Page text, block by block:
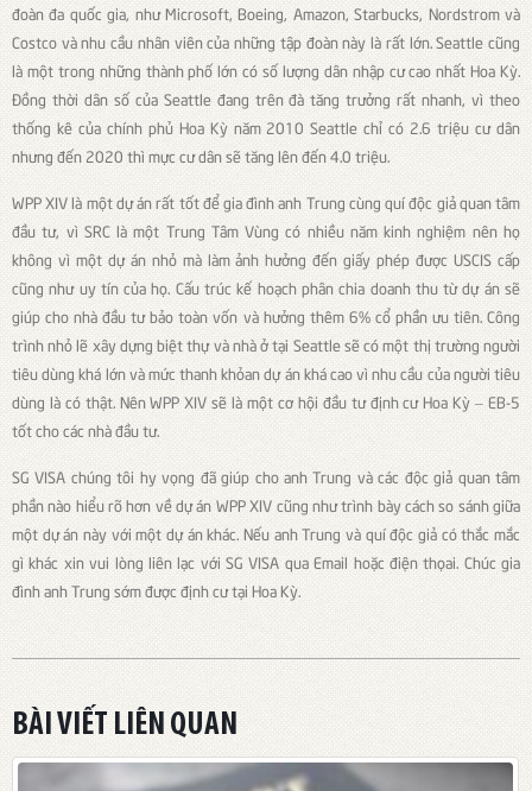
đoàn đa quốc gia, như Microsoft, Boeing, Amazon, Starbucks, Nordstrom và
Costco và nhu cầu nhân viên của những tập đoàn này là rất lớn. Seattle cũng
là một trong những thành phố lớn có số lượng dân nhập cư cao nhất Hoa Kỳ.
Đồng thời dân số của Seattle đang trên đà tăng trưởng rất nhanh, vì theo
thống kê của chính phủ Hoa Kỳ năm 2010 Seattle chỉ có 2.6 triệu cư dân
nhưng đến 2020 thì mực cư dân sẽ tăng lên đến 4.0 triệu.
WPP XIV là một dự án rất tốt để gia đình anh Trung cùng quí độc giả quan tâm
đầu tư, vì SRC là một Trung Tâm Vùng có nhiều năm kinh nghiệm nên họ
không vì một dự án nhỏ mà làm ảnh hưởng đến giấy phép được USCIS cấp
cũng như uy tín của họ. Cấu trúc kế hoạch phân chia doanh thu từ dự án sẽ
giúp cho nhà đầu tư bảo toàn vốn và hưởng thêm 6% cổ phần ưu tiên. Công
trình nhỏ lẽ xây dựng biệt thự và nhà ở tại Seattle sẽ có một thị trường người
tiêu dùng khá lớn và mức thanh khỏan dự án khá cao vì nhu cầu của người tiêu
dùng là có thật. Nên WPP XIV sẽ là một cơ hội đầu tư định cư Hoa Kỳ – EB-5
tốt cho các nhà đầu tư.
SG VISA chúng tôi hy vọng đã giúp cho anh Trung và các độc giả quan tâm
phần nào hiểu rõ hơn về dự án WPP XIV cũng như trình bày cách so sánh giữa
một dự án này với một dự án khác. Nếu anh Trung và quí độc giả có thắc mắc
gì khác xin vui lòng liên lạc với SG VISA qua Email hoặc điện thọai. Chúc gia
đình anh Trung sớm được định cư tại Hoa Kỳ.
BÀI VIẾT LIÊN QUAN